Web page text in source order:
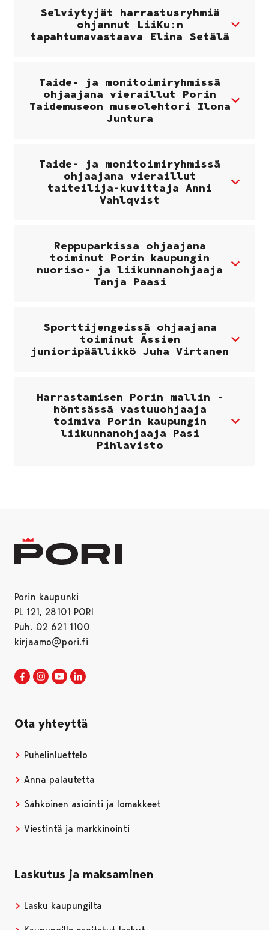
Selviytyjät harrastusryhmiä
ohjannut LiiKu:n
tapahtumavastaava Elina Setälä
Taide- ja monitoimiryhmissä
ohjaajana vieraillut Porin
Taidemuseon museolehtori Ilona
Juntura
Taide- ja monitoimiryhmissä
ohjaajana vieraillut
taiteilija-kuvittaja Anni
Vahlqvist
Reppuparkissa ohjaajana
toiminut Porin kaupungin
nuoriso- ja liikunnanohjaaja
Tanja Paasi
Sporttijengeissä ohjaajana
toiminut Ässien
junioripäällikkö Juha Virtanen
Harrastamisen Porin mallin -
höntsässä vastuuohjaaja
toimiva Porin kaupungin
liikunnanohjaaja Pasi
Pihlavisto
Porin kaupunki
PL 121, 28101 PORI
Puh. 02 621 1100
kirjaamo@pori.fi
Porin kaupunki Facebookissa
Avautuu uudessa välilehdessä
Porin kaupunki Instagramissa
Avautuu uudessa välilehdessä
Porin kaupunki Youtubessa
Avautuu uudessa välilehdessä
Ota yhteyttä
Puhelinluettelo
Anna palautetta
Sähköinen asiointi ja lomakkeet
Viestintä ja markkinointi
Laskutus ja maksaminen
Lasku kaupungilta